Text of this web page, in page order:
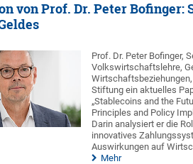
von Prof. Dr. Peter Bofinger:
Prof. Dr. Peter Bofinger,
Volkswirtschaftslehre,
Stiftung ein aktuelles
„Stablecoins and the
Principles and Policy
Darin analysiert er die
innovatives
Auswirkungen auf
Mehr